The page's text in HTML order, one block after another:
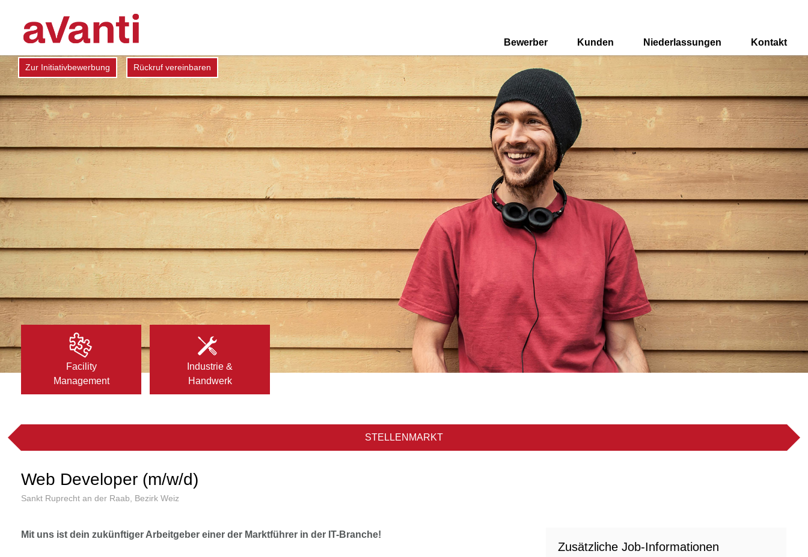
Zur Initiativbewerbung Rückruf vereinbaren
Bewerber Kunden Niederlassungen Kontakt
Facility
Management
Industrie &
Handwerk
STELLENMARKT
Web Developer (m/w/d)
Sankt Ruprecht an der Raab, Bezirk Weiz
Mit uns ist dein zukünftiger Arbeitgeber einer der Marktführer in der IT-Branche!
Zusätzliche Job-Informationen